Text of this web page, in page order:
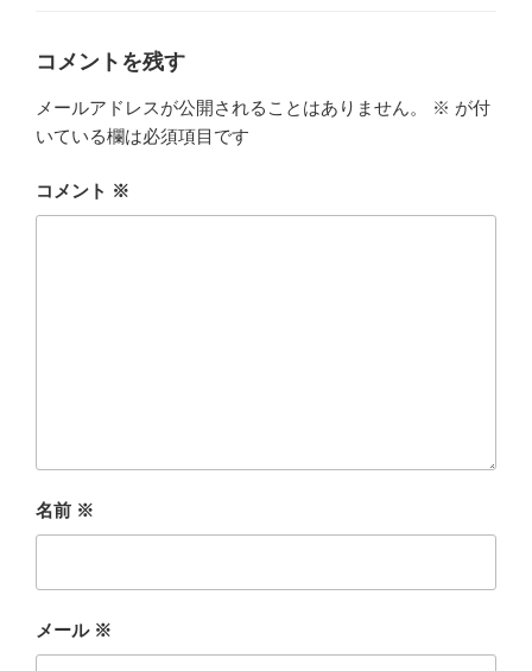
コメントを残す
メールアドレスが公開されることはありません。 ※ が付
いている欄は必須項目です
コメント ※
名前 ※
メール ※